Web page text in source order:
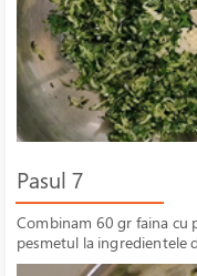
Pasul 7
Combinam 60 gr faina cu
pesmetul la ingredientele